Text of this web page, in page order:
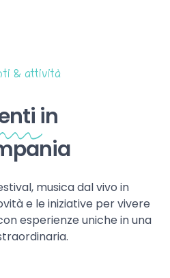
& attività
in
musica dal vivo in
e le iniziative per vivere
esperienze uniche in una